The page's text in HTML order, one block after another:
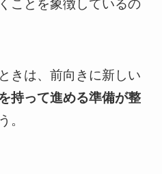
ことを象徴しているの
きは、前向きに新しい
持って進める準備が整
。